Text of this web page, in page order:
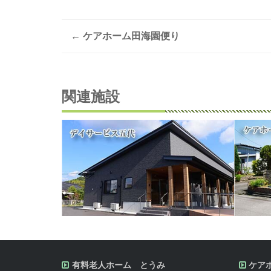
Post
← ケアホーム田海園便り
関連施設
有料老人ホーム とうみ ケア